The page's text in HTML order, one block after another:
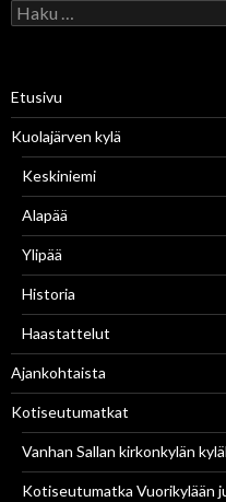
H
a
:Etusivu
Kuolajärven kylä
Keskiniemi
Alapää
Ylipää
Historia
Haastattelut
Ajankohtaista
Kotiseutumatkat
Vanhan Sallan kirkonkylän
Kotiseutumatka Vuorikylään